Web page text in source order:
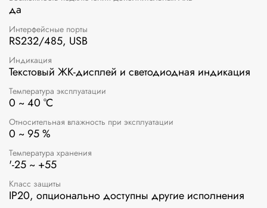
да
Интерфейсные порты
RS232/485, USB
Индикация
Текстовый ЖК-дисплей и светодиодная индикация
Температура эксплуатации
0 ~ 40 °C
Относительная влажность при эксплуатации
0 ~ 95 %
Температура хранения
'-25 ~ +55
Класс защиты
IP20, опционально доступны другие исполнения